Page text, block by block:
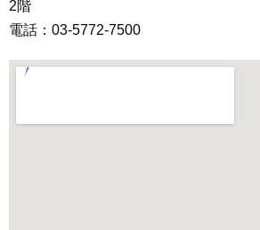
2階
電話：03-5772-7500